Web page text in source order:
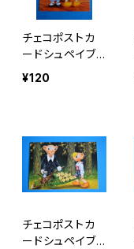
チェコポストカ
ードシュペイブ
ルとフルヴィネク
¥120
チェコポストカ
ードシュペイブ